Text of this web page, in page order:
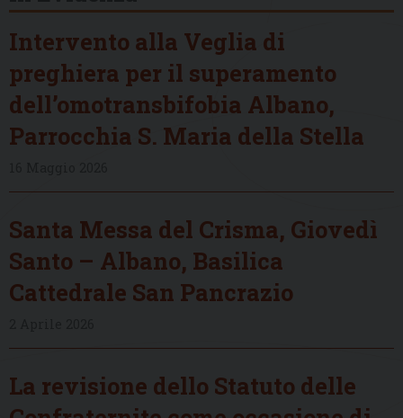
Intervento alla Veglia di
preghiera per il superamento
dell’omotransbifobia Albano,
Parrocchia S. Maria della Stella
Santa Messa del Crisma, Giovedì
Santo – Albano, Basilica
Cattedrale San Pancrazio
La revisione dello Statuto delle